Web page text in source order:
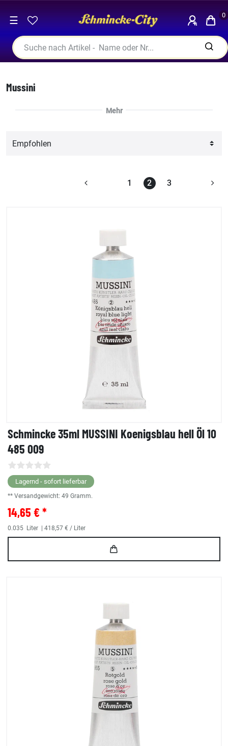
☰ 0
Mussini
1 2 3
Schmincke 35ml MUSSINI Koenigsblau hell Öl 10
485 009
Lagernd - sofort lieferbar
** Versandgewicht: 49 Gramm.
14,65 € *
0.035 Liter | 418,57 € / Liter